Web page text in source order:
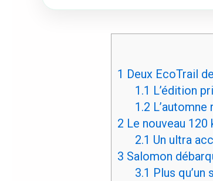
1 Deux EcoTrail
1.1 L’édition
1.2
2 Le nouveau 120
2.1 Un ultra
3 Salomon
3.1 Plus